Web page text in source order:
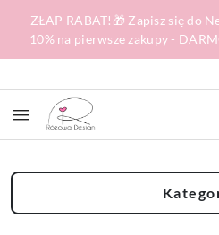
Przejdź do treści głównej
Przejdź do wyszukiwarki
Przejdź do moje konto
Przejdź do menu
Przejdź do stopki
ZŁAP RABAT!🎁 Zapisz się do
10% na pierwsze zakupy -